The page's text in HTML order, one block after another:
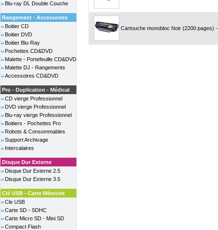
Blu-ray DL Double Couche
Rangement - Accessoires
Boitier CD
Boitier DVD
Boitier Blu-Ray
Pochettes CD&DVD
Malette - Portefeuille CD&DVD
Malette DJ - Rangements
Accessoires CD&DVD
Pro - Duplication - Médical
CD vierge Professionnel
DVD vierge Professionnel
Blu-ray vierge Professionnel
Boitiers - Pochettes Pro
Robots & Consommables
Support Archivage
Intercalaires
Disque Dur Externe
Disque Dur Externe 2.5
Disque Dur Externe 3.5
Clé USB - Carte Mémoire
Cle USB
Carte SD - SDHC
Carte Micro SD - Mini SD
Compact Flash
Cartouche monobloc Noir (2200 pages)